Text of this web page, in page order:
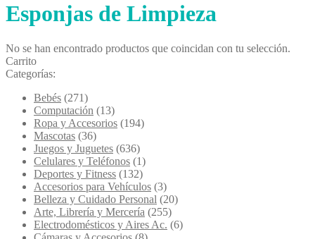
Esponjas de Limpieza
No se han encontrado productos que coincidan con tu selección.
Carrito
Categorías:
Bebés (271)
Computación (13)
Ropa y Accesorios (194)
Mascotas (36)
Juegos y Juguetes (636)
Celulares y Teléfonos (1)
Deportes y Fitness (132)
Accesorios para Vehículos (3)
Belleza y Cuidado Personal (20)
Arte, Librería y Mercería (255)
Electrodomésticos y Aires Ac. (6)